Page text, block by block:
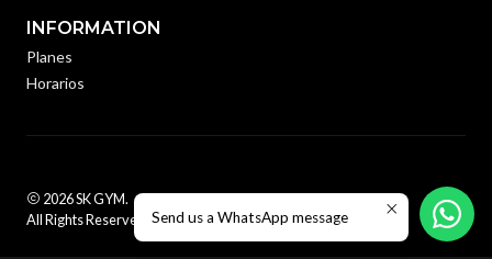
INFORMATION
Planes
Horarios
2026 SK GYM.
All Rights Reserved. Powered by Jumpseller.
Send us a WhatsApp message